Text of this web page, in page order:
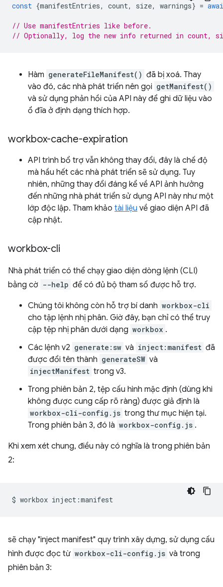
const {manifestEntries, count, size, warnings} =
// Use manifestEntries like before.
// Optionally, log the new info returned in count,
Hàm generateFileManifest() đã bị xoá. Thay
vào đó, các nhà phát triển nên gọi getManifest()
và sử dụng phản hồi của API này để ghi dữ liệu vào
ổ đĩa ở định dạng thích hợp.
workbox-cache-expiration
API trình bổ trợ vẫn không thay đổi, đây là chế độ
mà hầu hết các nhà phát triển sẽ sử dụng. Tuy
nhiên, những thay đổi đáng kể về API ảnh hưởng
đến những nhà phát triển sử dụng API này như một
lớp độc lập. Tham khảo tài liệu về giao diện API đã
cập nhật.
workbox-cli
Nhà phát triển có thể chạy giao diện dòng lệnh (CLI)
bằng cờ --help để có đủ bộ tham số được hỗ trợ.
Chúng tôi không còn hỗ trợ bí danh workbox-cli
cho tập lệnh nhị phân. Giờ đây, bạn chỉ có thể truy
cập tệp nhị phân dưới dạng workbox .
Các lệnh v2 generate:sw và inject:manifest đã
được đổi tên thành generateSW và
injectManifest trong v3.
Trong phiên bản 2, tệp cấu hình mặc định (dùng khi
không được cung cấp rõ ràng) được giả định là
workbox-cli-config.js trong thư mục hiện tại.
Trong phiên bản 3, đó là workbox-config.js .
Khi xem xét chung, điều này có nghĩa là trong phiên bản
2:
$ workbox
sẽ chạy "inject manifest" quy trình xây dựng, sử dụng cấu
hình được đọc từ workbox-cli-config.js và trong
phiên bản 3: